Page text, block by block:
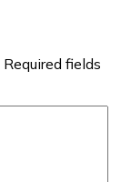
Required fields